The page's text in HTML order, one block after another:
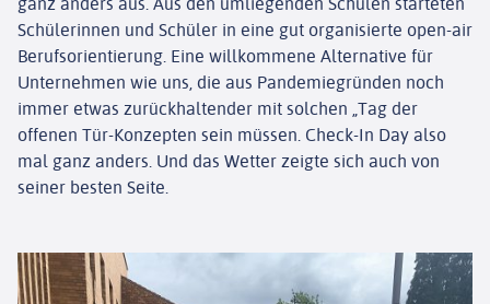
Schülerinnen und Schüler in eine gut organisierte open-air
Berufsorientierung. Eine willkommene Alternative für
Unternehmen wie uns, die aus Pandemiegründen noch
immer etwas zurückhaltender mit solchen „Tag der
offenen Tür-Konzepten sein müssen. Check-In Day also
mal ganz anders. Und das Wetter zeigte sich auch von
seiner besten Seite.